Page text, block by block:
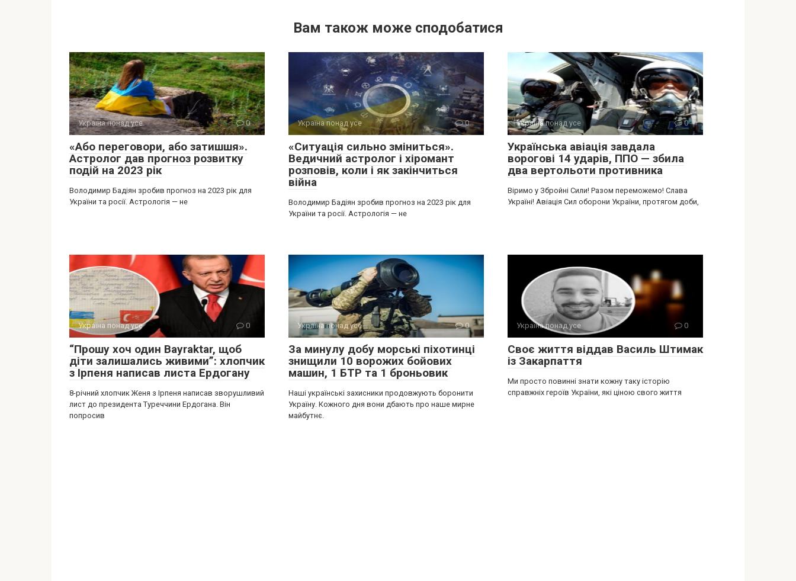
Вам також може сподобатися
Україна понад усе 0
«Або переговори, або затишшя».
Астролог дав прогноз розвитку
подій на 2023 рік
Володимир Бадіян зробив прогноз на 2023 рік для
України та росії. Астрологія — не
Україна понад усе 0
«Ситуація сильно зміниться».
Ведичний астролог і хіромант
розповів, коли і як закінчиться
війна
Володимир Бадіян зробив прогноз на 2023 рік для
України та росії. Астрологія — не
Україна понад усе 0
Українська авіація завдала
ворогові 14 ударів, ППО — збила
два вертольоти противника
Віримо у Збройні Сили! Разом переможемо! Слава
Україні! Авіація Сил оборони України, протягом доби,
Україна понад усе 0
“Прошу хоч один Bayraktar, щоб
діти залишались живими”: хлопчик
з Ірпеня написав листа Ердогану
8-річний хлопчик Женя з Ірпеня написав зворушливий
лист до президента Туреччини Ердогана. Він
попросив
Україна понад усе 0
За минулу добу морські піхотинці
знищили 10 ворожих бойових
машин, 1 БТР та 1 броньовик
Наші українські захисники продовжують боронити
Україну. Кожного дня вони дбають про наше мирне
майбутнє.
Україна понад усе 0
Своє життя віддав Василь Штимак
із Закарпаття
Ми просто повинні знати кожну таку історію
справжніх героїв України, які ціною свого життя